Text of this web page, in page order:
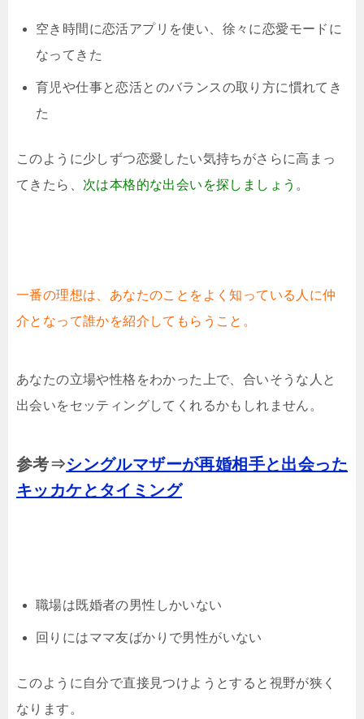
空き時間に恋活アプリを使い、徐々に恋愛モードに
なってきた
育児や仕事と恋活とのバランスの取り方に慣れてき
た
このように少しずつ恋愛したい気持ちがさらに高まっ
てきたら、 次は本格的な出会いを探しましょう 。
一番の理想は、あなたのことをよく知っている人に仲
介となって誰かを紹介してもらうこと。
あなたの立場や性格をわかった上で、合いそうな人と
出会いをセッティングしてくれるかもしれません。
参考⇒シングルマザーが再婚相手と出会った
キッカケとタイミング
職場は既婚者の男性しかいない
回りにはママ友ばかりで男性がいない
このように自分で直接見つけようとすると視野が狭く
なります。